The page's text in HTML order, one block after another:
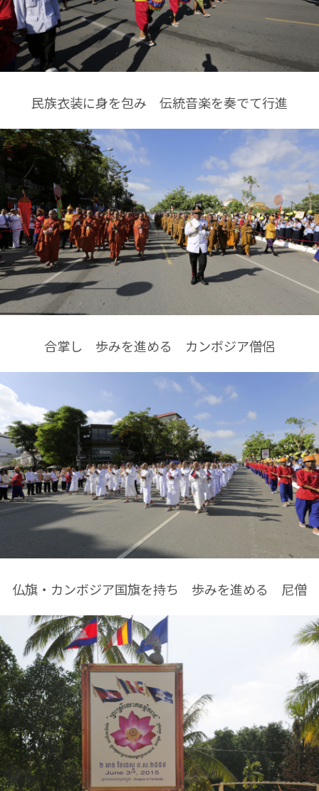
民族衣装に身を包み 伝統音楽を奏でて行進
合掌し 歩みを進める カンボジア僧侶
仏旗・カンボジア国旗を持ち 歩みを進める 尼僧